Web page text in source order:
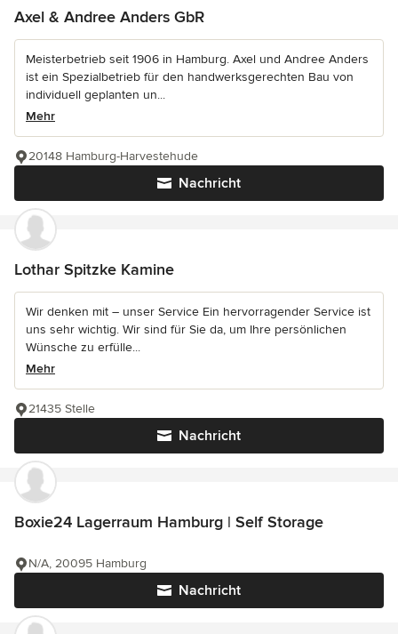
Axel & Andree Anders GbR
Meisterbetrieb seit 1906 in Hamburg. Axel und Andree Anders
ist ein Spezialbetrieb für den handwerksgerechten Bau von
individuell geplanten un...
Mehr
Nachricht
20148 Hamburg-Harvestehude
Lothar Spitzke Kamine
Wir denken mit – unser Service Ein hervorragender Service ist
uns sehr wichtig. Wir sind für Sie da, um Ihre persönlichen
Wünsche zu erfülle...
Mehr
Nachricht
21435 Stelle
Boxie24 Lagerraum Hamburg | Self Storage
Nachricht
N/A, 20095 Hamburg